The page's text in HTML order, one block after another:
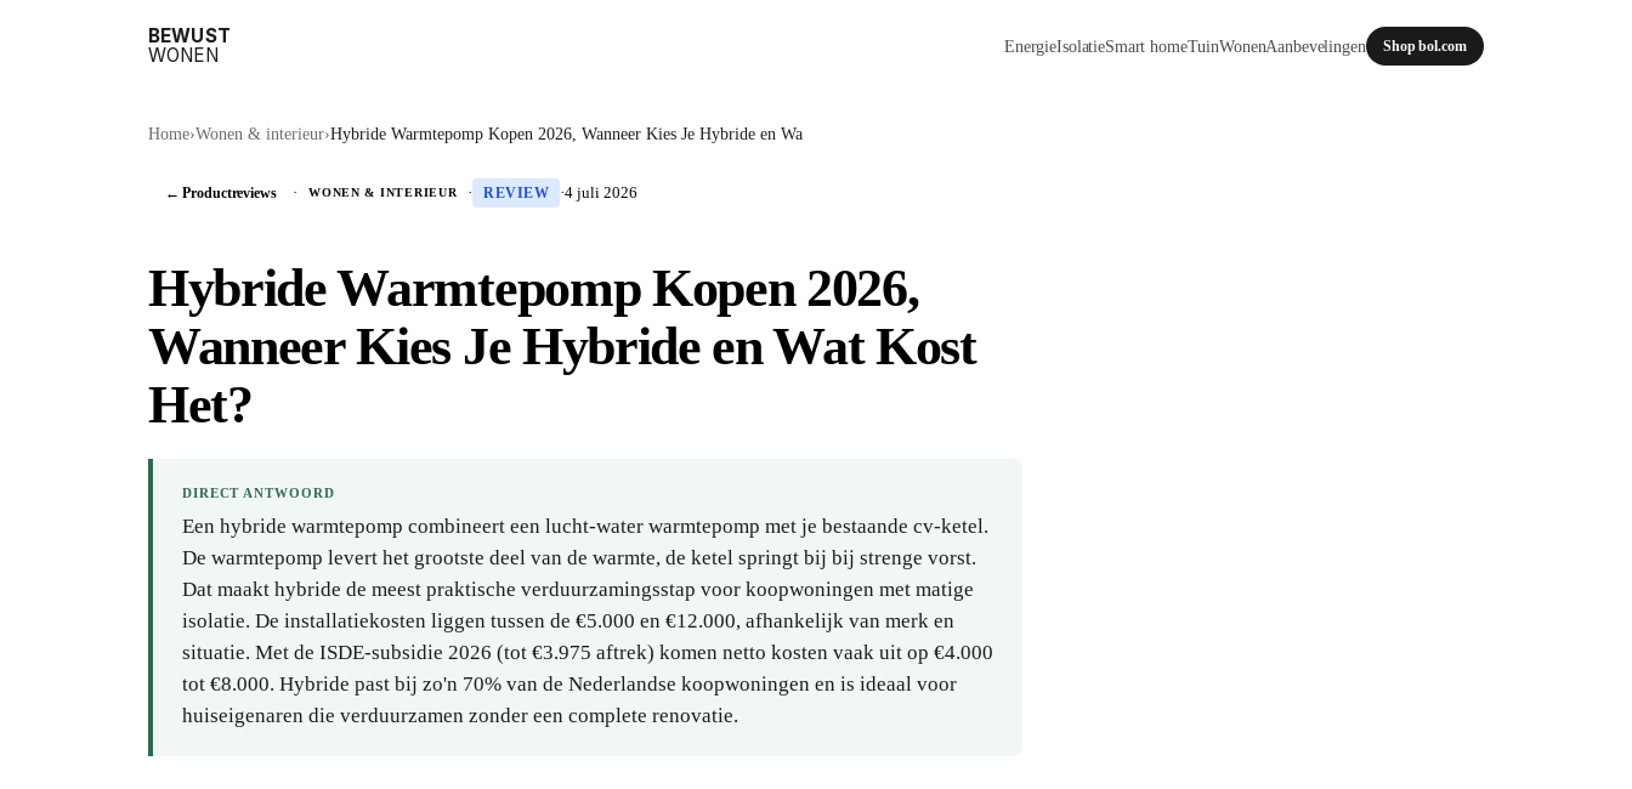
BEWUST
WONEN
EnergieIsolatieSmart homeTuinWonenAanbevelingen Shop bol.com
Home›Wonen & interieur›Hybride Warmtepomp Kopen 2026, Wanneer Kies Je Hybride en Wa
← Productreviews · WONEN & INTERIEUR · REVIEW ·4 juli 2026
Hybride Warmtepomp Kopen 2026,
Wanneer Kies Je Hybride en Wat Kost
Het?
DIRECT ANTWOORD
Een hybride warmtepomp combineert een lucht-water warmtepomp met je bestaande cv-ketel.
De warmtepomp levert het grootste deel van de warmte, de ketel springt bij bij strenge vorst.
Dat maakt hybride de meest praktische verduurzamingsstap voor koopwoningen met matige
isolatie. De installatiekosten liggen tussen de €5.000 en €12.000, afhankelijk van merk en
situatie. Met de ISDE-subsidie 2026 (tot €3.975 aftrek) komen netto kosten vaak uit op €4.000
tot €8.000. Hybride past bij zo'n 70% van de Nederlandse koopwoningen en is ideaal voor
huiseigenaren die verduurzamen zonder een complete renovatie.